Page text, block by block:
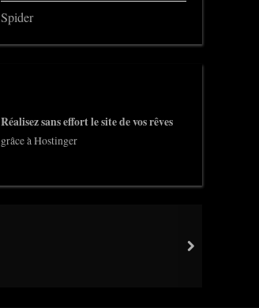
Spider
Réalisez sans effort le site de vos rêves
grâce à Hostinger
next